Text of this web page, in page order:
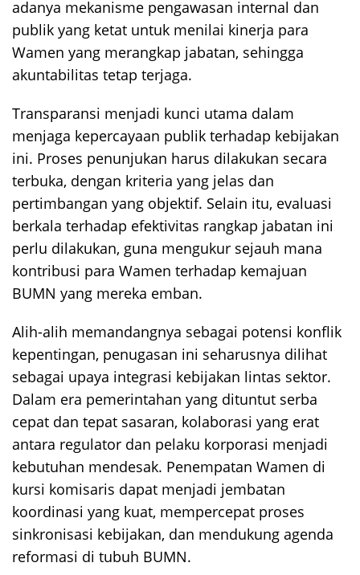
adanya mekanisme pengawasan internal dan
publik yang ketat untuk menilai kinerja para
Wamen yang merangkap jabatan, sehingga
akuntabilitas tetap terjaga.
Transparansi menjadi kunci utama dalam
menjaga kepercayaan publik terhadap kebijakan
ini. Proses penunjukan harus dilakukan secara
terbuka, dengan kriteria yang jelas dan
pertimbangan yang objektif. Selain itu, evaluasi
berkala terhadap efektivitas rangkap jabatan ini
perlu dilakukan, guna mengukur sejauh mana
kontribusi para Wamen terhadap kemajuan
BUMN yang mereka emban.
Alih-alih memandangnya sebagai potensi konflik
kepentingan, penugasan ini seharusnya dilihat
sebagai upaya integrasi kebijakan lintas sektor.
Dalam era pemerintahan yang dituntut serba
cepat dan tepat sasaran, kolaborasi yang erat
antara regulator dan pelaku korporasi menjadi
kebutuhan mendesak. Penempatan Wamen di
kursi komisaris dapat menjadi jembatan
koordinasi yang kuat, mempercepat proses
sinkronisasi kebijakan, dan mendukung agenda
reformasi di tubuh BUMN.